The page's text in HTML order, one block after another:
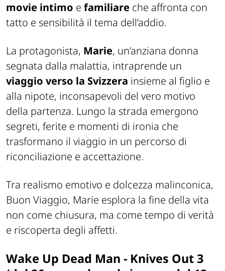
movie intimo e familiare che affronta con
tatto e sensibilità il tema dell’addio.
La protagonista, Marie, un’anziana donna
segnata dalla malattia, intraprende un
viaggio verso la Svizzera insieme al figlio e
alla nipote, inconsapevoli del vero motivo
della partenza. Lungo la strada emergono
segreti, ferite e momenti di ironia che
trasformano il viaggio in un percorso di
riconciliazione e accettazione.
Tra realismo emotivo e dolcezza malinconica,
Buon Viaggio, Marie esplora la fine della vita
non come chiusura, ma come tempo di verità
e riscoperta degli affetti.
Wake Up Dead Man - Knives Out 3